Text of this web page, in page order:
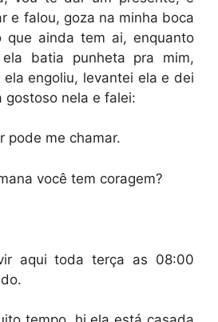
e falou, goza na minha boca
que ainda tem ai, enquanto
batia punheta pra mim,
engoliu, levantei ela e dei
gostoso nela e falei:
pode me chamar.
você tem coragem?
aqui toda terça as 08:00